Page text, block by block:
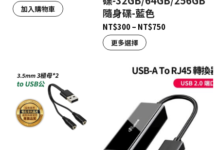
加入購物車
隨身碟-藍色
NT$300– NT$750
更多選擇